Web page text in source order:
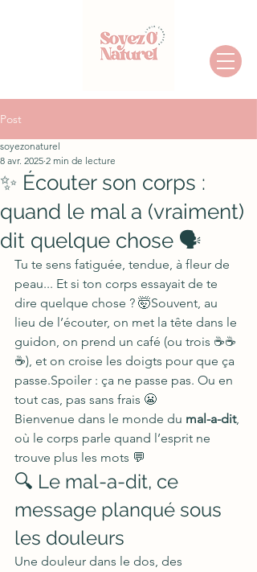
Post
✨ Écouter son corps :
quand le mal a (vraiment)
dit quelque chose 🗣️
soyezonaturel
8 avr. 2025 2 min de lecture
Tu te sens fatiguée, tendue, à fleur de
peau... Et si ton corps essayait de te
dire quelque chose ? 🤯Souvent, au
lieu de l’écouter, on met la tête dans le
guidon, on prend un café (ou trois ☕☕
☕), et on croise les doigts pour que ça
passe.Spoiler : ça ne passe pas. Ou en
tout cas, pas sans frais 😬
Bienvenue dans le monde du mal-a-dit,
où le corps parle quand l’esprit ne
trouve plus les mots 💬
🔍 Le mal-a-dit, ce
message planqué sous
les douleurs
Une douleur dans le dos, des